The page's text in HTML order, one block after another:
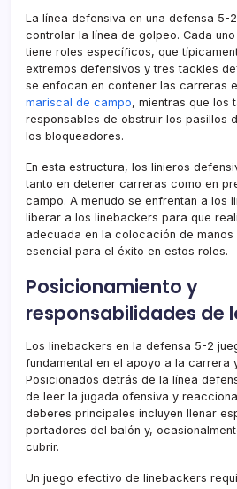
La línea defensiva en una defensa 5-
controlar la línea de golpeo. Cada
tiene roles específicos, que
extremos defensivos y tres tackles
se enfocan en contener las carreras
mariscal de campo, mientras que los
responsables de obstruir los pasillos
los bloqueadores.
En esta estructura, los linieros
tanto en detener carreras como en
campo. A menudo se enfrentan a los
liberar a los linebackers para que
adecuada en la colocación de
esencial para el éxito en estos roles.
Posicionamiento y
responsabilidades de
Los linebackers en la defensa 5-2
fundamental en el apoyo a la carrera
Posicionados detrás de la línea
de leer la jugada ofensiva y
deberes principales incluyen llenar
portadores del balón y,
cubrir.
Un juego efectivo de linebackers